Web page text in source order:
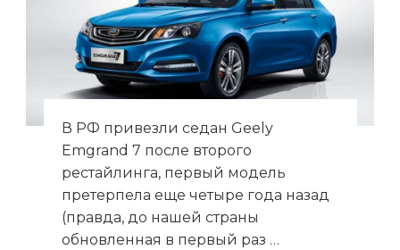
В РФ привезли седан Geely
Emgrand 7 после второго
рестайлинга, первый модель
претерпела еще четыре года назад
(правда, до нашей страны
обновленная в первый раз …